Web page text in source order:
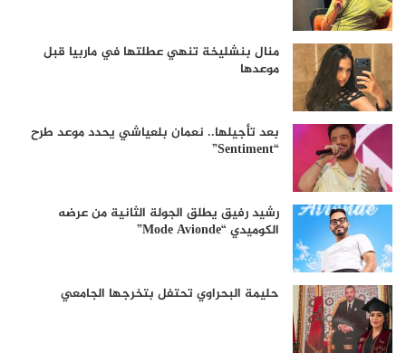
منال بنشليخة تنهي عطلتها في ماربيا قبل
موعدها
بعد تأجيلها.. نعمان بلعياشي يحدد موعد طرح
“Sentiment”
رشيد رفيق يطلق الجولة الثانية من عرضه
الكوميدي “Mode Avionde”
حليمة البحراوي تحتفل بتخرجها الجامعي